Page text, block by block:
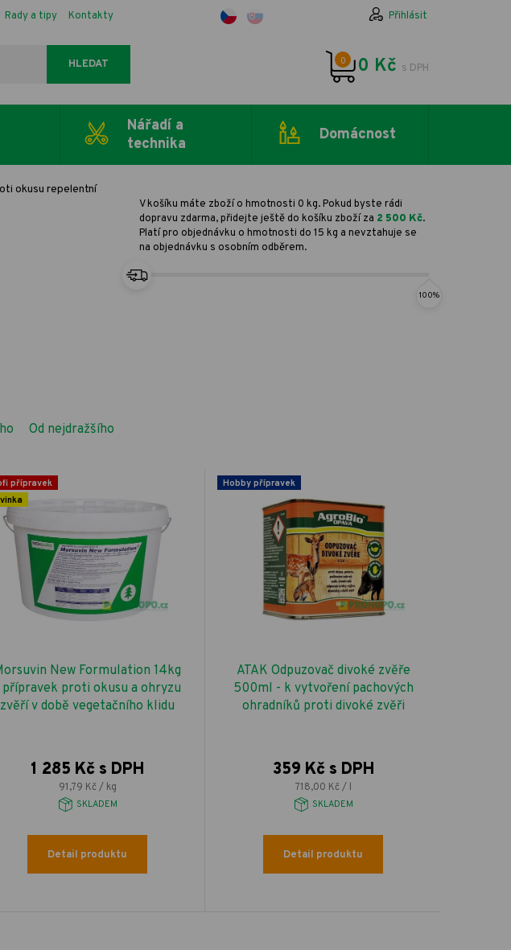
Rady a tipy Kontakty Přihlásit
HLEDAT 0 0 Kč s DPH
Nářadí a
technika
Domácnost
okusu repelentní
V košíku máte zboží o hmotnosti 0 kg. Pokud byste rádi
dopravu zdarma, přidejte ještě do košíku zboží za 2 500 Kč.
Platí pro objednávku o hmotnosti do 15 kg a nevztahuje se
na objednávku s osobním odběrem.
100%
Od nejdražšího
přípravek
New Formulation 14kg
přípravek proti okusu a ohryzu
zvěří v době vegetačního klidu
1 285 Kč s DPH
91,79 Kč / kg
SKLADEM
Detail produktu
Hobby přípravek
ATAK Odpuzovač divoké zvěře
500ml - k vytvoření pachových
ohradníků proti divoké zvěři
359 Kč s DPH
718,00 Kč / l
SKLADEM
Detail produktu